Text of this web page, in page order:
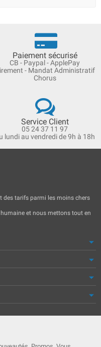
Paiement sécurisé
CB - Paypal - ApplePay
- Mandat Administratif
Chorus
Service Client
05 24 37 11 97
lundi au vendredi de 9h à 18h
des tarifs parmi les moins chers
et nous mettons tout en